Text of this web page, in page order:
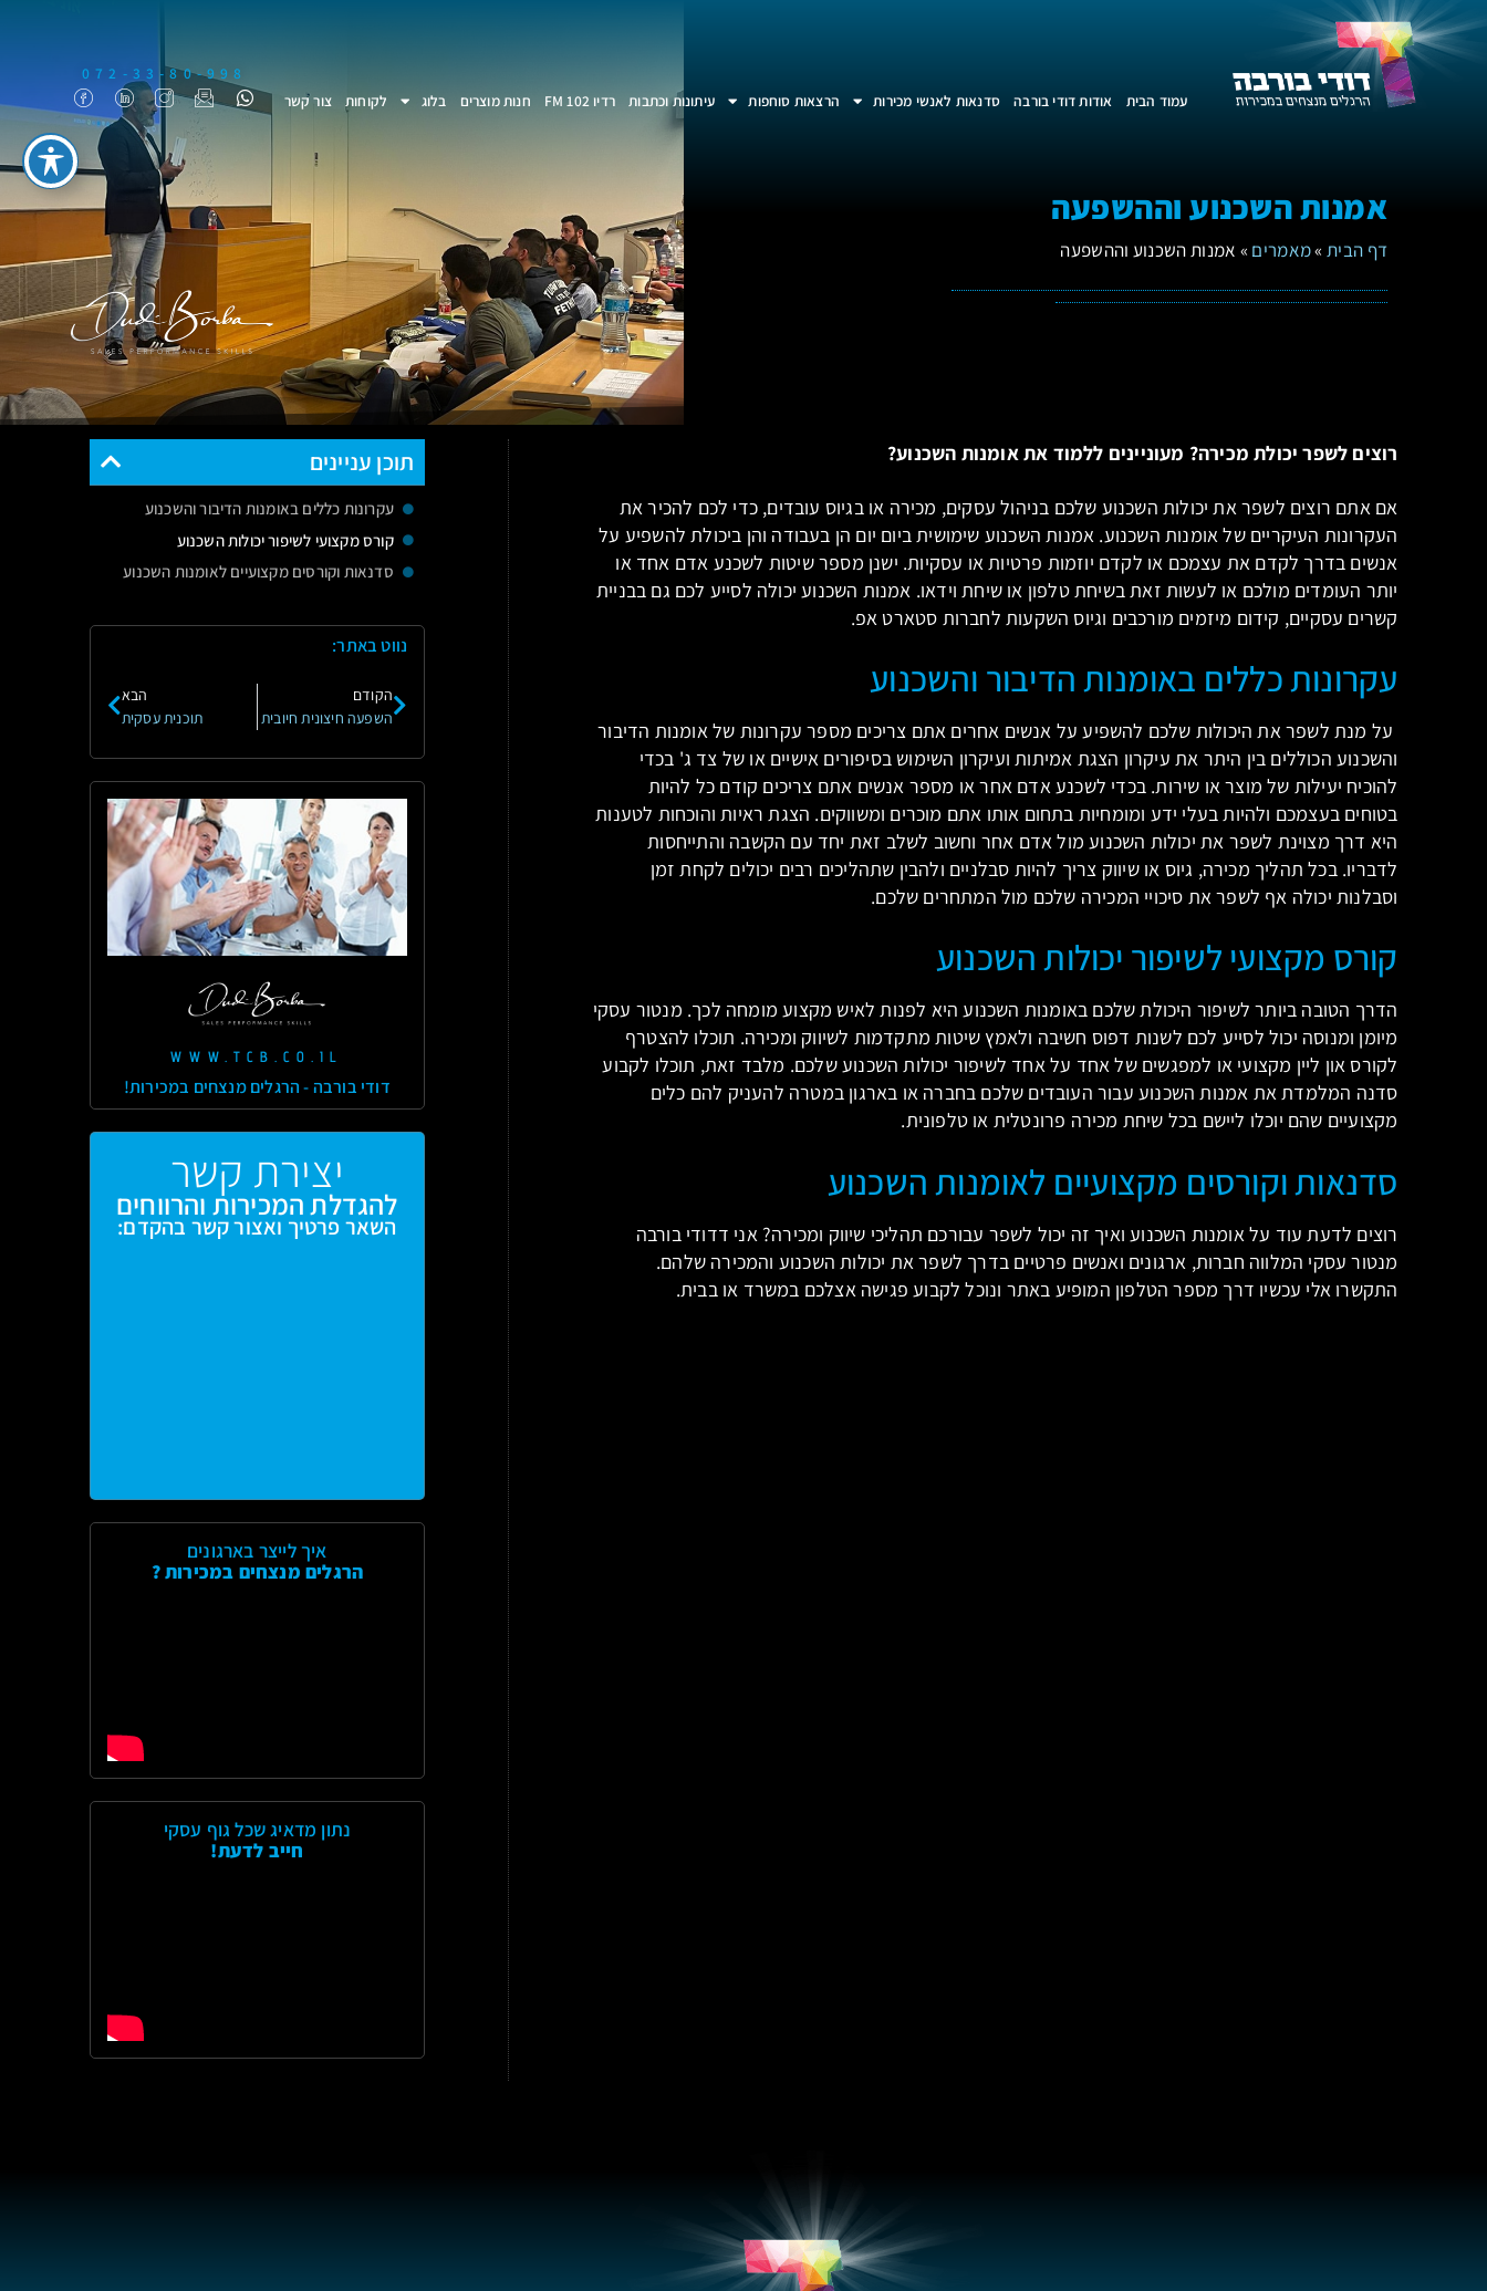
עמוד הבית אודות דודי בורבה סדנאות לאנשי מכירות הרצאות סוחפות עיתונות וכתבות רדיו 102 FM חנות מוצרים בלוג לקוחות צור קשר
072-33-80-998
אמנות השכנוע וההשפעה
דף הבית»מאמרים » אמנות השכנוע וההשפעה
רוצים לשפר יכולת מכירה? מעוניינים ללמוד את אומנות השכנוע?
אם אתם רוצים לשפר את יכולות השכנוע שלכם בניהול עסקים, מכירה או בגיוס עובדים, כדי לכם להכיר את
העקרונות העיקריים של אומנות השכנוע. אמנות השכנוע שימושית ביום יום הן בעבודה והן ביכולת להשפיע על
אנשים בדרך לקדם את עצמכם או לקדם יוזמות פרטיות או עסקיות. ישנן מספר שיטות לשכנע אדם אחד או
יותר העומדים מולכם או לעשות זאת בשיחת טלפון או שיחת וידאו. אמנות השכנוע יכולה לסייע לכם גם בבניית
קשרים עסקיים, קידום מיזמים מורכבים וגיוס השקעות לחברות סטארט אפ.
עקרונות כללים באומנות הדיבור והשכנוע
על מנת לשפר את היכולות שלכם להשפיע על אנשים אחרים אתם צריכים מספר עקרונות של אומנות הדיבור
והשכנוע הכוללים בין היתר את עיקרון הצגת אמיתות ועיקרון השימוש בסיפורים אישיים או של צד ג' בכדי
להוכיח יעילות של מוצר או שירות. בכדי לשכנע אדם אחר או מספר אנשים אתם צריכים קודם כל להיות
בטוחים בעצמכם ולהיות בעלי ידע ומומחיות בתחום אותו אתם מוכרים ומשווקים. הצגת ראיות והוכחות לטענות
היא דרך מצוינת לשפר את יכולות השכנוע מול אדם אחר וחשוב לשלב זאת יחד עם הקשבה והתייחסות
לדבריו. בכל תהליך מכירה, גיוס או שיווק צריך להיות סבלניים ולהבין שתהליכים רבים יכולים לקחת זמן
וסבלנות יכולה אף לשפר את סיכויי המכירה שלכם מול המתחרים שלכם.
קורס מקצועי לשיפור יכולות השכנוע
הדרך הטובה ביותר לשיפור היכולת שלכם באומנות השכנוע היא לפנות לאיש מקצוע מומחה לכך. מנטור עסקי
מיומן ומנוסה יכול לסייע לכם לשנות דפוס חשיבה ולאמץ שיטות מתקדמות לשיווק ומכירה. תוכלו להצטרף
לקורס און ליין מקצועי או למפגשים של אחד על אחד לשיפור יכולות השכנוע שלכם. מלבד זאת, תוכלו לקבוע
סדנה המלמדת את אמנות השכנוע עבור העובדים שלכם בחברה או בארגון במטרה להעניק להם כלים
מקצועיים שהם יוכלו ליישם בכל שיחת מכירה פרונטלית או טלפונית.
סדנאות וקורסים מקצועיים לאומנות השכנוע
רוצים לדעת עוד על אומנות השכנוע ואיך זה יכול לשפר עבורכם תהליכי שיווק ומכירה? אני דדודי בורבה
מנטור עסקי המלווה חברות, ארגונים ואנשים פרטיים בדרך לשפר את יכולות השכנוע והמכירה שלהם.
התקשרו אלי עכשיו דרך מספר הטלפון המופיע באתר ונוכל לקבוע פגישה אצלכם במשרד או בבית.
תוכן עניינים
עקרונות כללים באומנות הדיבור והשכנוע
קורס מקצועי לשיפור יכולות השכנוע
סדנאות וקורסים מקצועיים לאומנות השכנוע
נווט באתר:
הקודם
השפעה חיצונית חיובית
הבא
תוכנית עסקית
WWW.TCB.CO.IL
דודי בורבה - הרגלים מנצחים במכירות!
יצירת קשר
להגדלת המכירות והרווחים
השאר פרטיך ואצור קשר בהקדם:
איך לייצר בארגונים
הרגלים מנצחים במכירות ?
נתון מדאיג שכל גוף עסקי
חייב לדעת!